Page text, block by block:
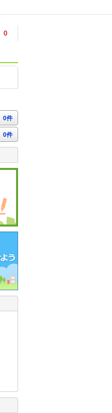
0
0件
0件